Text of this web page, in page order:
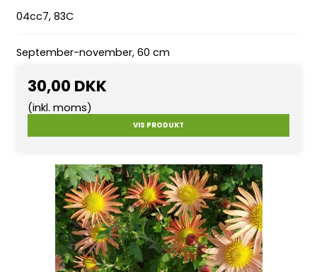
04cc7, 83C
September-november, 60 cm
30,00 DKK
(inkl. moms)
VIS PRODUKT